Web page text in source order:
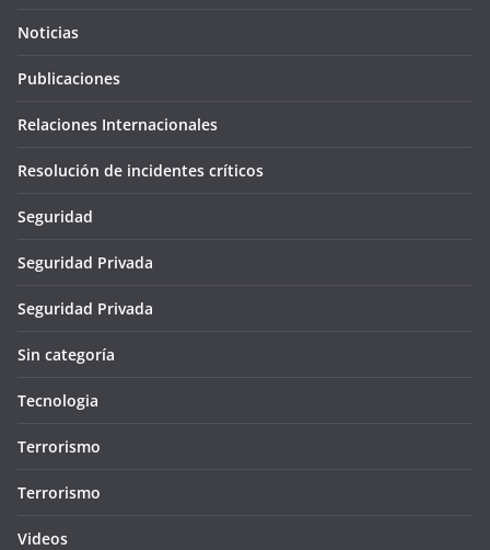
Noticias
Publicaciones
Relaciones Internacionales
Resolución de incidentes críticos
Seguridad
Seguridad Privada
Seguridad Privada
Sin categoría
Tecnologia
Terrorismo
Terrorismo
Videos